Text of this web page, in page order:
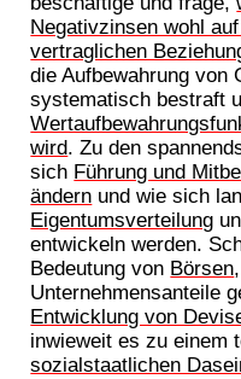
Negativzinsen wohl
vertraglichen
die Aufbewahrung von
systematisch bestraft
wird. Zu den
sich Führung und
ändern und wie sich
Eigentumsverteilung
entwickeln werden.
Bedeutung von Börsen
Unternehmensanteile
Entwicklung von
inwieweit es zu einem
sozialstaatlichen